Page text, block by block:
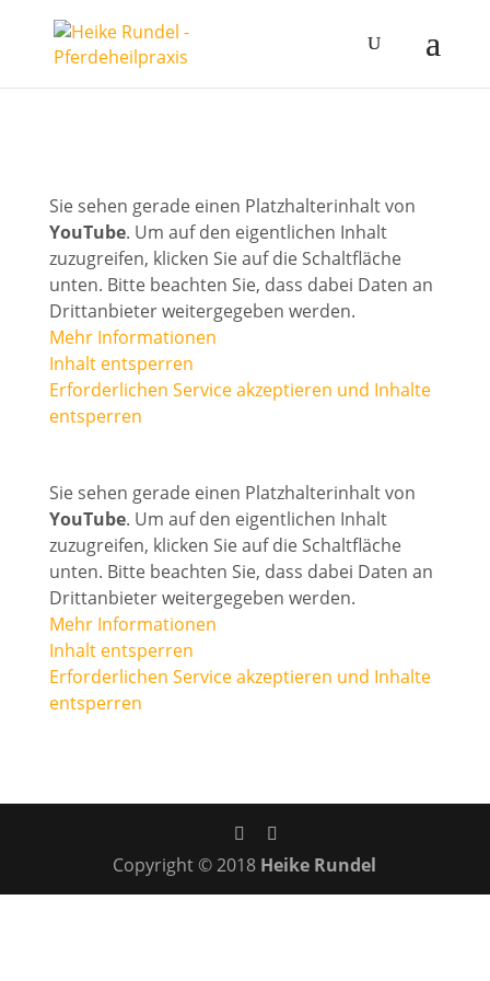
Sie sehen gerade einen Platzhalterinhalt von
YouTube. Um auf den eigentlichen Inhalt
zuzugreifen, klicken Sie auf die Schaltfläche
unten. Bitte beachten Sie, dass dabei Daten an
Drittanbieter weitergegeben werden.
Mehr Informationen
Inhalt entsperren
Erforderlichen Service akzeptieren und Inhalte
entsperren
Sie sehen gerade einen Platzhalterinhalt von
YouTube. Um auf den eigentlichen Inhalt
zuzugreifen, klicken Sie auf die Schaltfläche
unten. Bitte beachten Sie, dass dabei Daten an
Drittanbieter weitergegeben werden.
Mehr Informationen
Inhalt entsperren
Erforderlichen Service akzeptieren und Inhalte
entsperren
Copyright © 2018 Heike Rundel